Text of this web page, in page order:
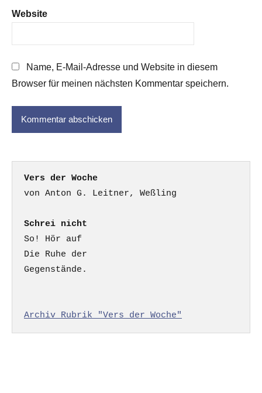
Website
Name, E-Mail-Adresse und Website in diesem
Browser für meinen nächsten Kommentar speichern.
Vers der Woche
Schrei nicht
So! Hör auf
Die Ruhe der
Gegenstände.
Archiv Rubrik "Vers der Woche"